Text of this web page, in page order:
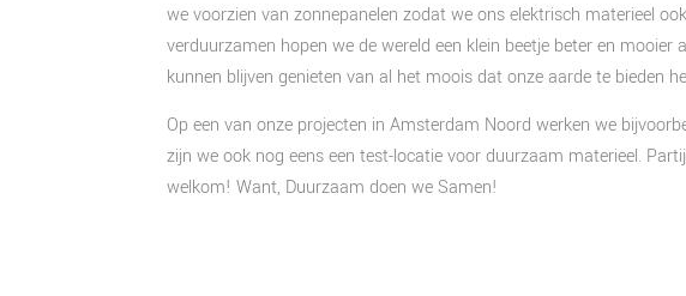
we voorzien van zonnepanelen zodat we ons elektrisch materieel
verduurzamen hopen we de wereld een klein beetje beter en
kunnen blijven genieten van al het moois dat onze aarde te bieden
Op een van onze projecten in Amsterdam Noord werken we
zijn we ook nog eens een test-locatie voor duurzaam materieel.
welkom! Want, Duurzaam doen we Samen!